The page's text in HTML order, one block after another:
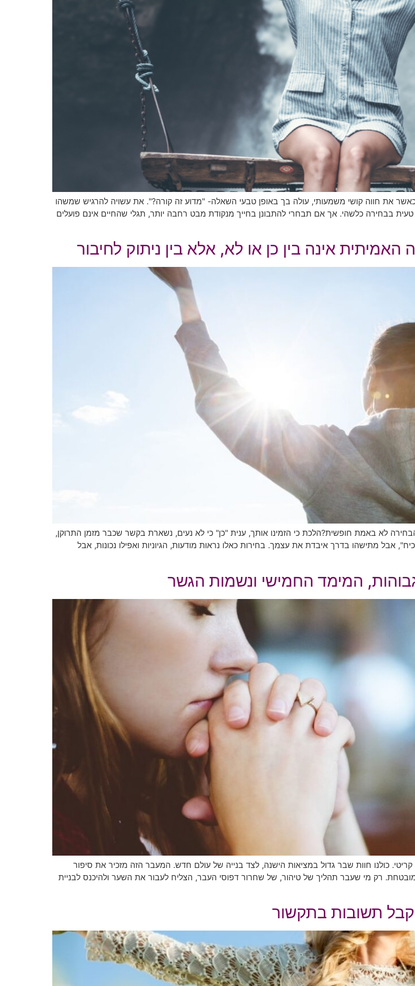
את חווה קושי משמעותי, עולה בך באופן טבעי השאלה- "מדוע זה קורה?". את עשויה להרגיש שמשהו
בבחירה כלשהי. אך אם תבחרי להתבונן בחייך מנקודת מבט רחבה יותר, תגלי שהחיים אינם פועלים
אינה בין כן או לא, אלא בין ניתוק לחיבור
לא באמת חופשית?הלכת כי הזמינו אותך, ענית "כן" כי לא נעים, נשארת בקשר שכבר מזמן התרוקן,
אבל מתישהו בדרך איבדת את עצמך. בחירות כאלו נראות מודעות, הגיוניות ואפילו נכונות, אבל
המימד החמישי ונשמות הגשר
כולנו חוות שבר גדול במציאות הישנה, לצד בנייה של עולם חדש. המעבר הזה מזכיר את סיפור
רק מי שעבר תהליך של טיהור, של שחרור דפוסי העבר, הצליח לעבור את השער ולהיכנס לבניית
תשובות בתקשור